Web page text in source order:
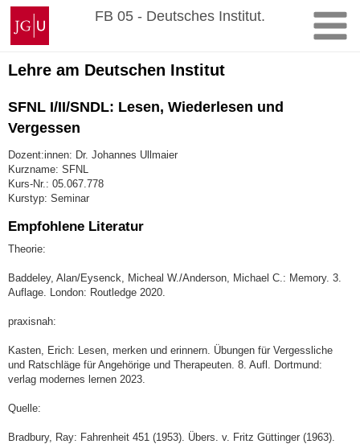
Zum
Inhalt
springen
Johannes
Gutenberg-
Universität
Mainz
FB 05 - Deutsches Institut.
Lehre am Deutschen Institut
SFNL I/II/SNDL: Lesen, Wiederlesen und
Vergessen
Dozent:innen: Dr. Johannes Ullmaier
Kurzname: SFNL
Kurs-Nr.: 05.067.778
Kurstyp: Seminar
Empfohlene Literatur
Theorie:
Baddeley, Alan/Eysenck, Micheal W./Anderson, Michael C.: Memory. 3.
Auflage. London: Routledge 2020.
praxisnah:
Kasten, Erich: Lesen, merken und erinnern. Übungen für Vergessliche
und Ratschläge für Angehörige und Therapeuten. 8. Aufl. Dortmund:
verlag modernes lernen 2023.
Quelle:
Bradbury, Ray: Fahrenheit 451 (1953). Übers. v. Fritz Güttinger (1963).